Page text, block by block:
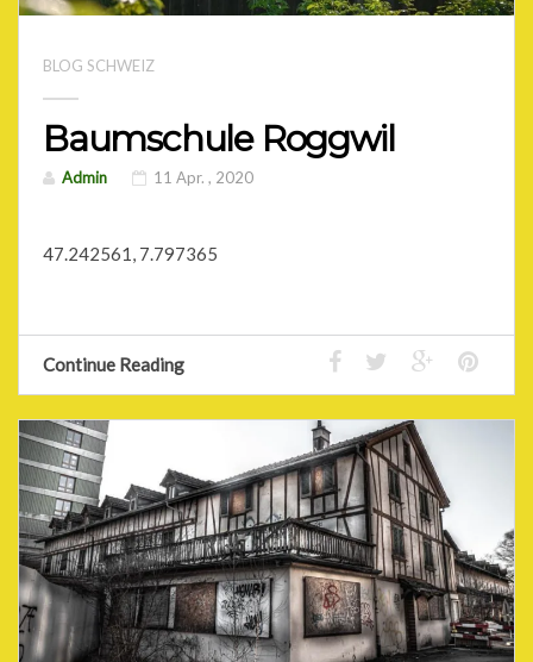
BLOG SCHWEIZ
Baumschule Roggwil
Admin 11 Apr. , 2020
47.242561, 7.797365
Continue Reading